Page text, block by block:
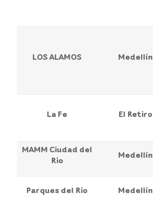
LOS ALAMOS Medellín
La Fe El Retiro
MAMM Ciudad del
Rio
Medellín
Parques del Rio Medellín